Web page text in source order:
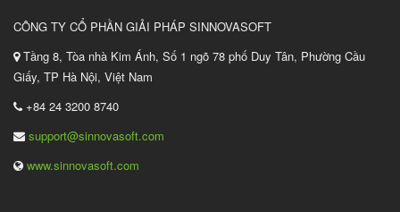
CÔNG TY CỔ PHẦN GIẢI PHÁP SINNOVASOFT
Tầng 8, Tòa nhà Kim Ánh, Số 1 ngõ 78 phố Duy Tân, Phường Cầu
Giấy, TP Hà Nội, Việt Nam
+84 24 3200 8740
support@sinnovasoft.com
www.sinnovasoft.com